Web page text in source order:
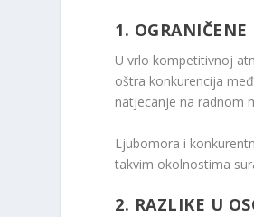
1.
U vrlo kompetitivnoj
oštra konkurencija
natjecanje na radnom
Ljubomora i
takvim okolnostima
2. RAZLIKE U